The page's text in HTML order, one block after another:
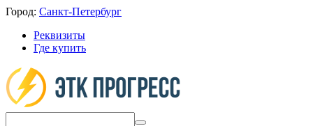
Город: Санкт-Петербург
Реквизиты
Где купить